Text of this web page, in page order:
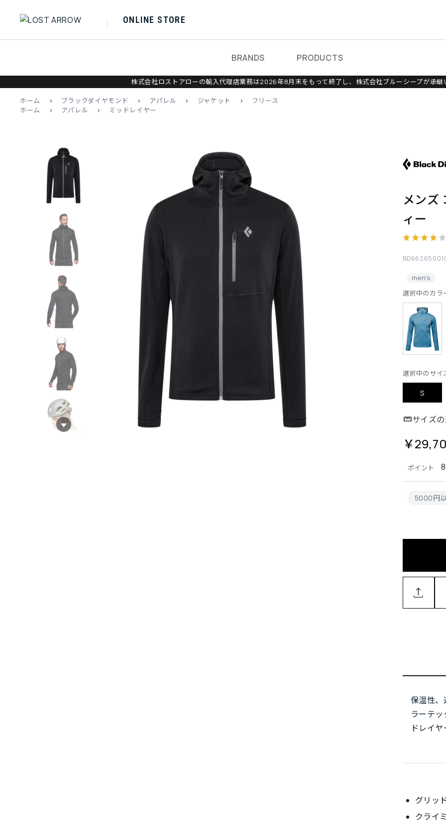
ONLINE STORE
BRANDS PRODUCTS
株式会社ロストアローの輸入代理店業務は2026年8月末をもって終了し、株式会社ブルーシープが承継
ホーム > ブラックダイヤモンド > アパレル > ジャケット >
フリース
ホーム
> アパレル > ミッドレイヤー
メンズ
ィー
men's
ポイント
選択中のカラ
選択中のサイ
S
サイズ
5000円
￥
保温性
ラーテ
ドレイ
グリッ
クライ